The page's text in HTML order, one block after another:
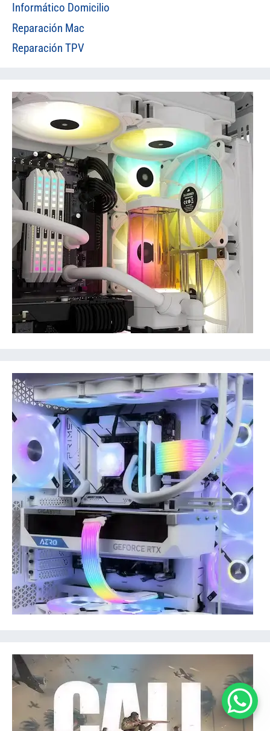
Informático Domicilio
Reparación Mac
Reparación TPV